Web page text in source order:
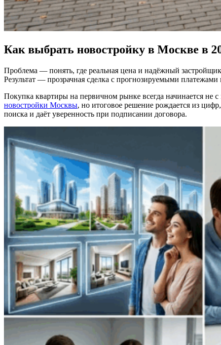
Как выбрать новостройку в Москве в
Проблема — понять, где реальная цена и надёжный
Результат — прозрачная сделка с прогнозируемыми
Покупка квартиры на первичном рынке всегда начинается не
новостройки Москвы, но итоговое решение рождается из
поиска и даёт уверенность при подписании договора.